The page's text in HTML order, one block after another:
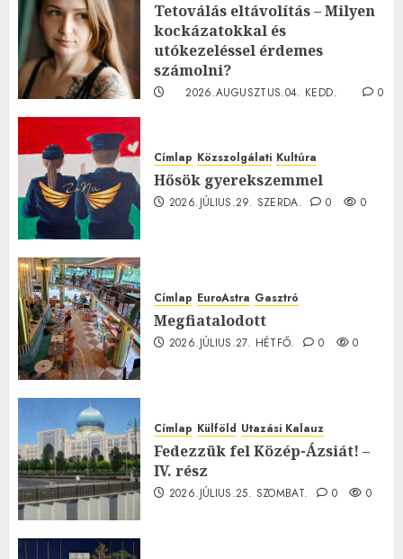
Tetoválás eltávolítás – Milyen
kockázatokkal és
utókezeléssel érdemes
számolni?
2026.AUGUSZTUS.04. KEDD.
0
Címlap Közszolgálati Kultúra
Hősök gyerekszemmel
2026.JÚLIUS.29. SZERDA. 0 0
Címlap EuroAstra Gasztró
Megfiatalodott
2026.JÚLIUS.27. HÉTFŐ. 0 0
Címlap Külföld Utazási Kalauz
Fedezzük fel Közép-Ázsiát! –
IV. rész
2026.JÚLIUS.25. SZOMBAT. 0 0